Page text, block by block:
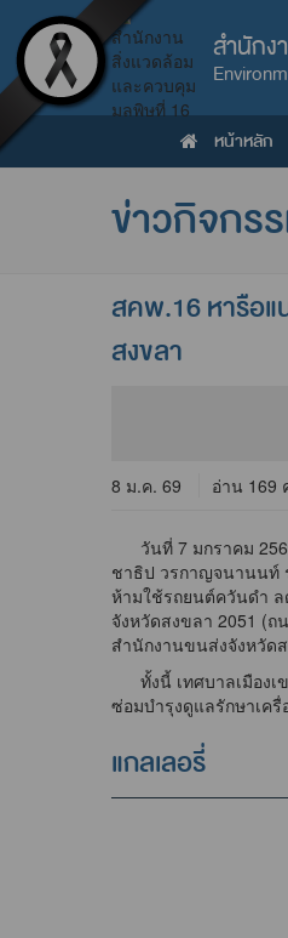
สำนักง
หน้าหลัก
ข่าวกิจกร
สคพ.16 หารือแ
สงขลา
8 ม.ค. 69 อ่าน 169
วันที่ 7 มกราคม
ชาธิป วรกาญจนานนท์
ห้ามใช้รถยนต์ควันดำ
จังหวัดสงขลา 2051 (ถ
สำนักงานขนส่งจังหวัด
ทั้งนี้ เทศบาลเมืองเ
ซ่อมบำรุงดูแลรักษาเค
แกลเลอรี่